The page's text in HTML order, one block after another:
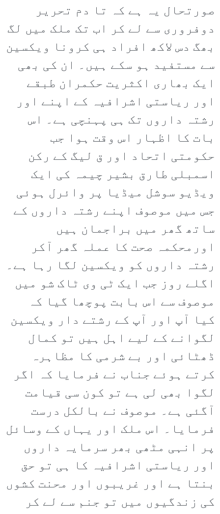
صورتحال یہ ہے کہ تا دم تحریر
دوفروری سے لے کر اب تک ملک میں لگ
بھگ دس لاکھ افراد ہی کرونا ویکسین
سے مستفید ہو سکے ہیں۔ ان کی بھی
ایک بھاری اکثریت حکمران طبقے
اور ریاستی اشرافیہ کے اپنے اور
رشتہ داروں تک ہی پہنچی ہے۔ اس
بات کا اظہار اس وقت ہوا جب
حکومتی اتحاد اور ق لیگ کے رکن
اسمبلی طارق بشیر چیمہ کی ایک
ویڈیو سوشل میڈیا پر وائرل ہوئی
جس میں موصوف اپنے رشتہ داروں کے
ساتھ گھر میں براجمان ہیں
اورمحکمہ صحت کا عملہ گھر آکر
رشتہ داروں کو ویکسین لگا رہا ہے۔
اگلے روز جب ایک ٹی وی ٹاک شو میں
موصوف سے اس بابت پوچھا گیا کہ
کیا آپ اور آپ کے رشتے دار ویکسین
لگوانے کے لیے اہل ہیں تو کمال
ڈھٹائی اور بے شرمی کا مظاہرہ
کرتے ہوئے جناب نے فرمایا کہ اگر
لگوا بھی لی ہے تو کون سی قیامت
آگئی ہے۔ موصوف نے بالکل درست
فرمایا۔ اس ملک اور یہاں کے وسائل
پر انہی مٹھی بھر سرمایہ داروں
اور ریاستی اشرافیہ کا ہی تو حق
بنتا ہے اور غریبوں اور محنت کشوں
کی زندگیوں میں تو جنم سے لے کر